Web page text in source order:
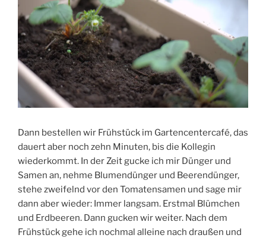
Dann bestellen wir Frühstück im Gartencentercafé, das
dauert aber noch zehn Minuten, bis die Kollegin
wiederkommt. In der Zeit gucke ich mir Dünger und
Samen an, nehme Blumendünger und Beerendünger,
stehe zweifelnd vor den Tomatensamen und sage mir
dann aber wieder: Immer langsam. Erstmal Blümchen
und Erdbeeren. Dann gucken wir weiter. Nach dem
Frühstück gehe ich nochmal alleine nach draußen und